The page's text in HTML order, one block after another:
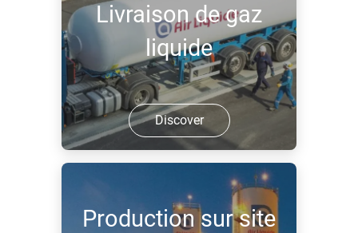
Livraison de gaz
liquide
Discover
Production sur site